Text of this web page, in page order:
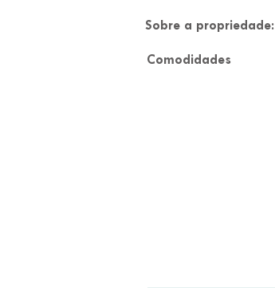
Sobre a propriedade:
Comodidades